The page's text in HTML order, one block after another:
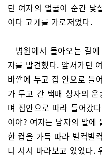
던 여자의 얼굴이 순간 낯
이다 고개를 가로저었다.
병원에서 돌아오는 길
자를 발견했다. 앞서가던
바깥에 두고 집 안으로 들
가 두고 간 택배 상자의
며 집안으로 따라 들어갔
이야? 여자는 남자의 말에
한 컵을 가득 따라 벌컥벌
니 서서 바라보고 있었다.